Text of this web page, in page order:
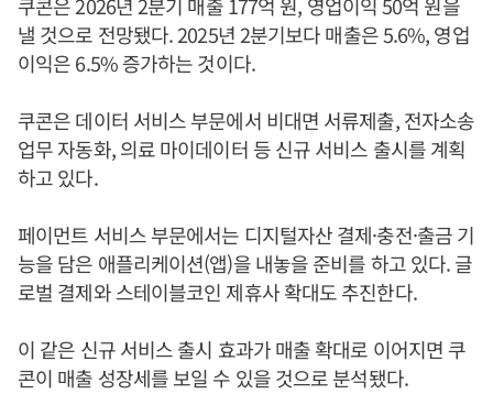
낼 것으로 전망됐다. 2025년 2분기보다 매출은 5.6%, 영업
이익은 6.5% 증가하는 것이다.
쿠콘은 데이터 서비스 부문에서 비대면 서류제출, 전자소송
업무 자동화, 의료 마이데이터 등 신규 서비스 출시를 계획
하고 있다.
페이먼트 서비스 부문에서는 디지털자산 결제·충전·출금 기
능을 담은 애플리케이션(앱)을 내놓을 준비를 하고 있다. 글
로벌 결제와 스테이블코인 제휴사 확대도 추진한다.
이 같은 신규 서비스 출시 효과가 매출 확대로 이어지면 쿠
콘이 매출 성장세를 보일 수 있을 것으로 분석됐다.